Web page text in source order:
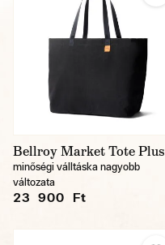
Bellroy Market Tote Plus
minőségi válltáska nagyobb
változata
23 900 Ft